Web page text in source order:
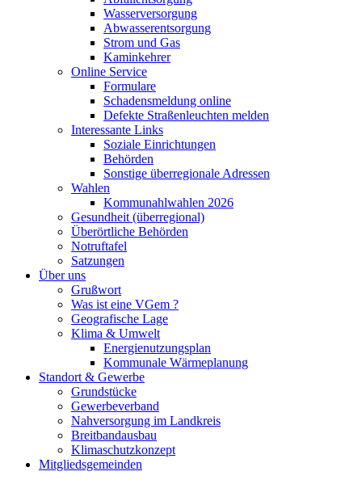
Wasserversorgung
Abwasserentsorgung
Strom und Gas
Kaminkehrer
Online Service
Formulare
Schadensmeldung online
Defekte Straßenleuchten melden
Interessante Links
Soziale Einrichtungen
Behörden
Sonstige überregionale Adressen
Wahlen
Kommunahlwahlen 2026
Gesundheit (überregional)
Überörtliche Behörden
Notruftafel
Satzungen
Über uns
Grußwort
Was ist eine VGem ?
Geografische Lage
Klima & Umwelt
Energienutzungsplan
Kommunale Wärmeplanung
Standort & Gewerbe
Grundstücke
Gewerbeverband
Nahversorgung im Landkreis
Breitbandausbau
Klimaschutzkonzept
Mitgliedsgemeinden